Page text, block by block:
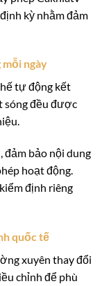
kỳ nhằm đảm
ngày
tự động kết
sóng đều được
đảm bảo nội dung
hoạt động.
định riêng
quốc tế
xuyên thay đổi
chỉnh để phù